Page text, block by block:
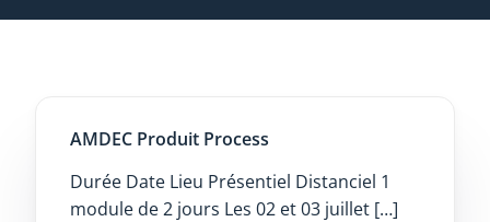
AMDEC Produit Process
Durée Date Lieu Présentiel Distanciel 1
module de 2 jours Les 02 et 03 juillet […]